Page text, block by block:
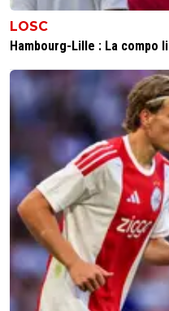
LOSC
Hambourg-Lille : La compo